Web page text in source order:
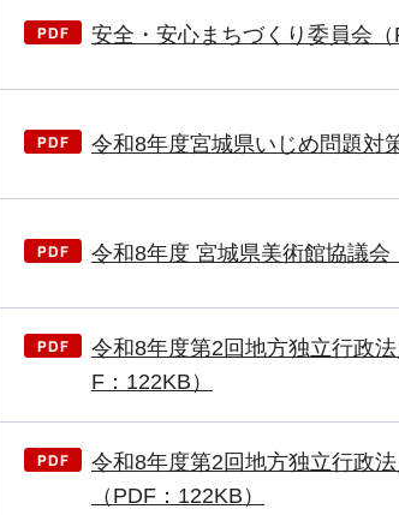
安全・安心まちづくり委員会（
令和8年度宮城県いじめ問題対
令和8年度 宮城県美術館協議会
令和8年度第2回地方独立行政
F：122KB）
令和8年度第2回地方独立行政
（PDF：122KB）